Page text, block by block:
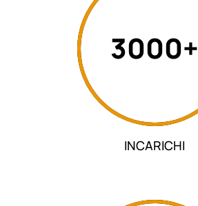
3000+
INCARICHI